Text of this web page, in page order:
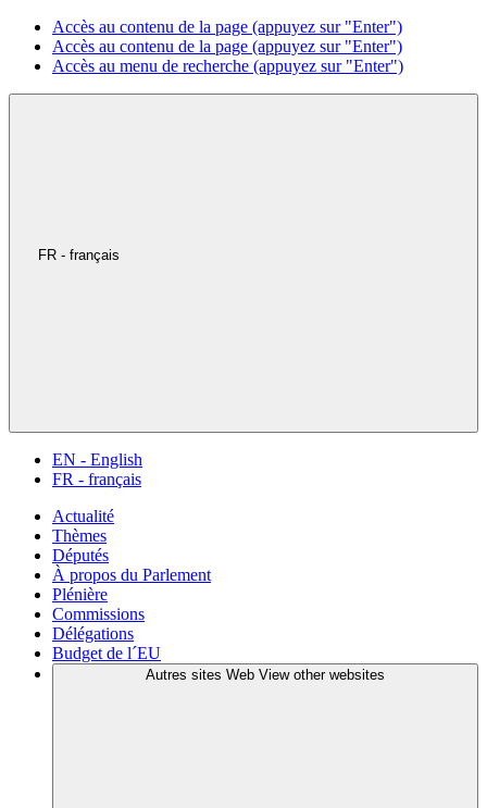
Accès au contenu de la page (appuyez sur "Enter")
Accès au contenu de la page (appuyez sur "Enter")
Accès au menu de recherche (appuyez sur "Enter")
FR - français
EN - English
FR - français
Actualité
Thèmes
Députés
À propos du Parlement
Plénière
Commissions
Délégations
Budget de l´EU
Autres sites Web View other websites